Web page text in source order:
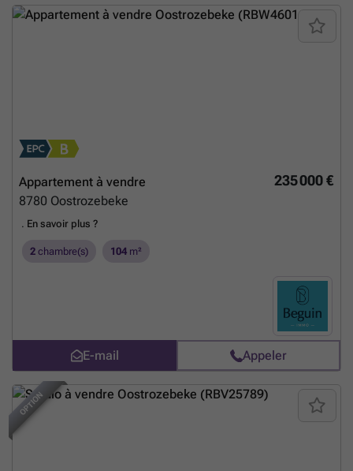
235 000 €
Appartement à vendre
8780 Oostrozebeke
. En savoir plus ?
2 chambre(s) 104 m²
E-mail Appeler
OPTION